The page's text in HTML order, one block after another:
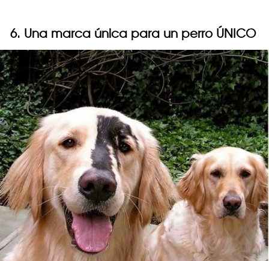
6. Una marca única para un perro ÚNICO